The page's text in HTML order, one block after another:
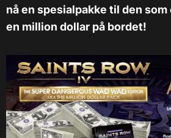
nå en spesialpakke til den
en million dollar på bordet!